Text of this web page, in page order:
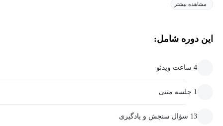
مشاهده بیشتر
این دوره شامل:
4 ساعت ویدئو
1 جلسه متنی
13 سؤال سنجش و یادگیری